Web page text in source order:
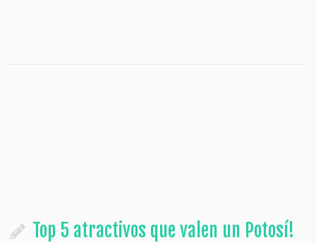
Top 5 atractivos que valen un Potosí!